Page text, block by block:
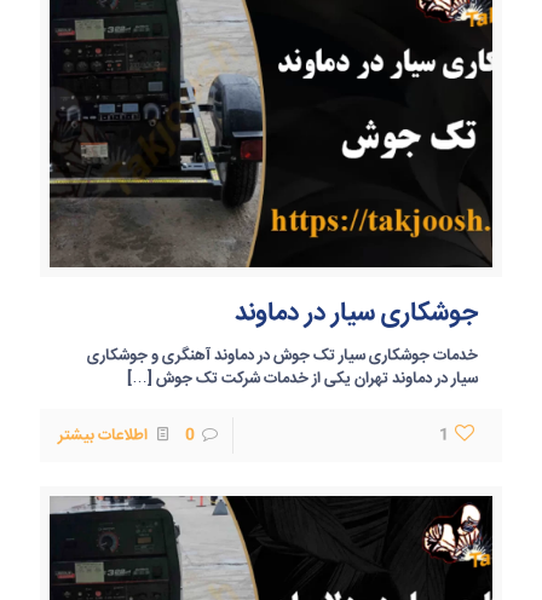
جوشکاری سیار در دماوند
خدمات جوشکاری سیار تک جوش در دماوند آهنگری و جوشکاری
سیار در دماوند تهران یکی از خدمات شرکت تک جوش […]
1
0 اطلاعات بیشتر